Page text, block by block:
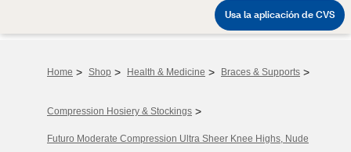
Home > Shop > Health & Medicine > Braces & Supports >
Compression Hosiery & Stockings >
Futuro Moderate Compression Ultra Sheer Knee Highs, Nude